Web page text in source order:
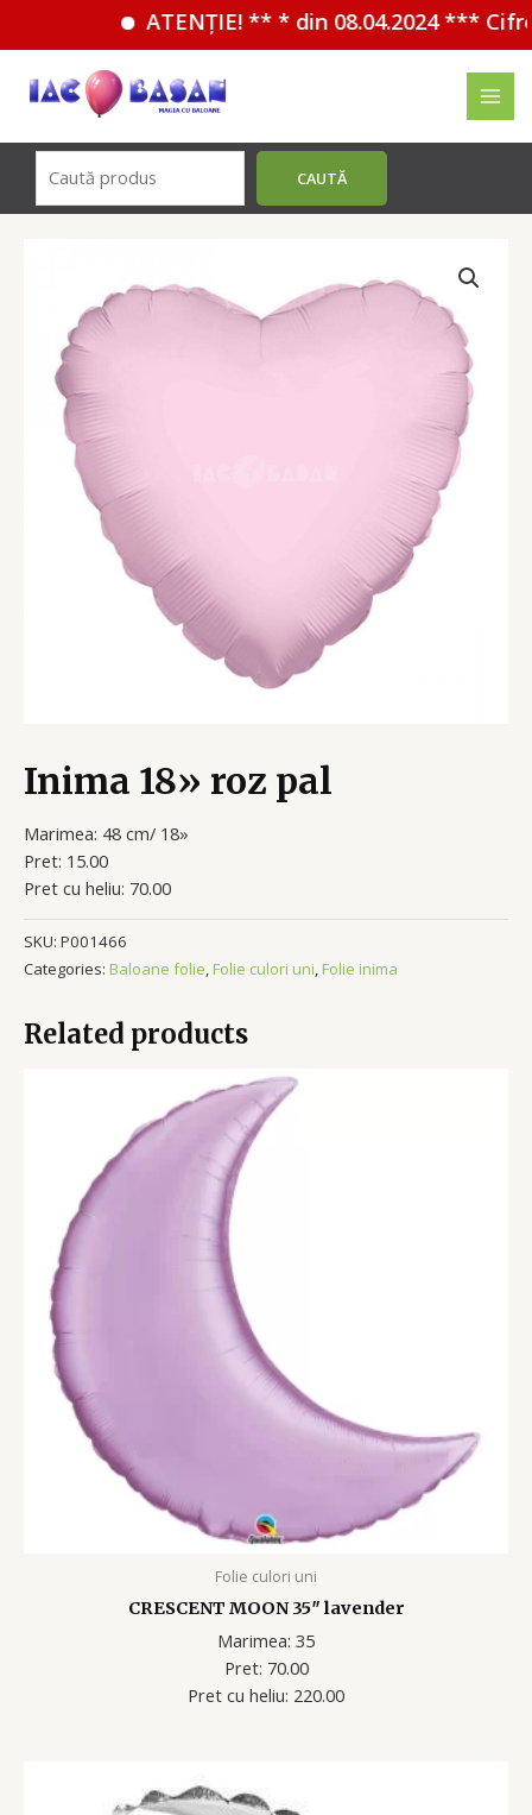
ATENȚIE! ** * din 08.04.2024 *** Cifrele
содержимому
CAUTĂ
Inima 18» roz pal
Marimea: 48 cm/ 18»
Pret: 15.00
Pret cu heliu: 70.00
SKU: P001466
Categories: Baloane folie,Folie culori uni,Folie inima
Related products
Folie culori uni
CRESCENT MOON 35″ lavender
Marimea: 35
Pret: 70.00
Pret cu heliu: 220.00